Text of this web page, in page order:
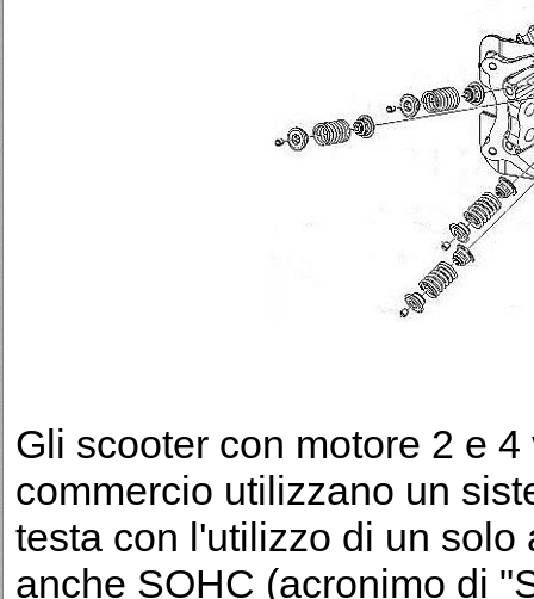
Gli scooter con motore 2 e
commercio utilizzano un
testa con l'utilizzo di un
anche SOHC (acronimo di